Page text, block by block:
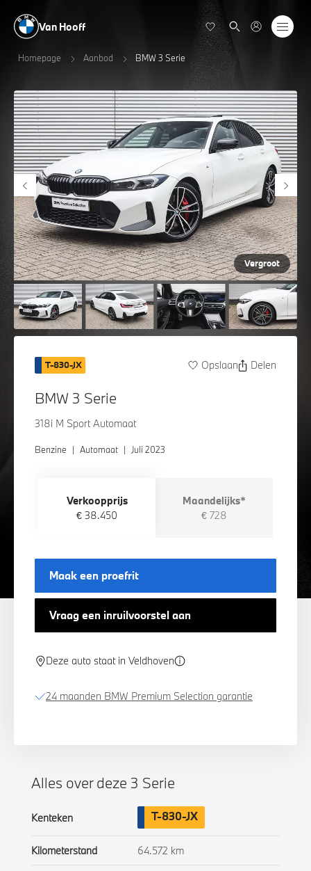
Van Hooff
Homepage Aanbod BMW 3 Serie
Vergroot
T-830-JX Opslaan Delen
BMW 3 Serie
318i M Sport Automaat
Benzine | Automaat | Juli 2023
Verkoopprijs
€ 38.450
Maandelijks*
€ 728
Maak een proefrit
Vraag een inruilvoorstel aan
Deze auto staat in Veldhoven
24 maanden BMW Premium Selection garantie
Alles over deze 3 Serie
Kenteken T-830-JX
Kilometerstand 64.572 km